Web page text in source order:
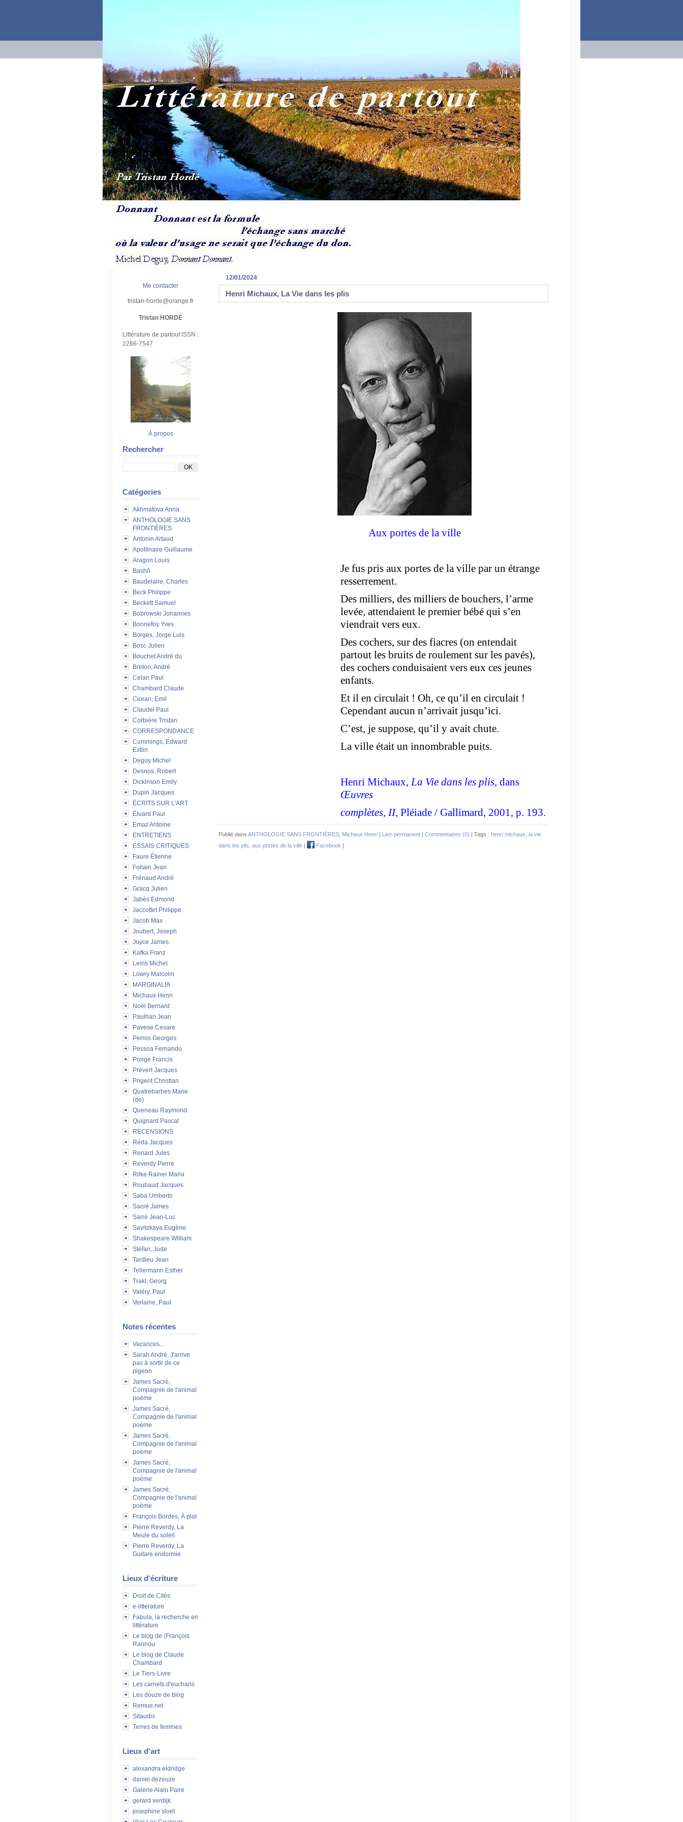
Me contacter
tristan-horde@orange.fr
Tristan HORDÉ
Littérature de partout ISSN :
2266-7547
À propos
Rechercher
Catégories
Akhmatova Anna
ANTHOLOGIE SANS
FRONTIÈRES
Antonin Artaud
Apollinaire Guillaume
Aragon Louis
Bashô
Baudelaire, Charles
Beck Philippe
Beckett Samuel
Bobrowski Johannes
Bonnefoy Yves
Borges, Jorge Luis
Bosc Julien
Bouchet André du
Breton, André
Celan Paul
Chambard Claude
Cioran, Emil
Claudel Paul
Corbière Tristan
CORRESPONDANCE
Cummings, Edward
Estlin
Deguy Michel
Desnos, Robert
Dickinson Emily
Dupin Jacques
ÉCRITS SUR L'ART
Éluard Paul
Emaz Antoine
ENTRETIENS
ESSAIS CRITIQUES
Faure Étienne
Follain Jean
Frénaud André
Gracq Julien
Jabès Edmond
Jaccottet Philippe
Jacob Max
Joubert, Joseph
Joyce James
Kafka Franz
Leiris Michel
Lowry Malcolm
MARGINALIA
Michaux Henri
Noël Bernard
Paulhan Jean
Pavese Cesare
Perros Georges
Pessoa Fernando
Ponge Francis
Prévert Jacques
Prigent Christian
Quatrebarbes Marie
(de)
Queneau Raymond
Quignard Pascal
RECENSIONS
Réda Jacques
Renard Jules
Reverdy Pierre
Rilke Rainer Maria
Roubaud Jacques
Saba Umberto
Sacré James
Sarré Jean-Luc
Savitzkaya Eugène
Shakespeare William
Stéfan, Jude
Tardieu Jean
Tellermann Esther
Trakl, Georg
Valéry, Paul
Verlaine, Paul
Notes récentes
Vacances...
Sarah André, J'arrive
pas à sortir de ce
pigeon
James Sacré,
Compagnie de l'animal
poème
James Sacré,
Compagnie de l'animal
poème
James Sacré,
Compagnie de l'animal
poème
James Sacré,
Compagnie de l'animal
poème
James Sacré,
Compagnie de l'animal
poème
François Bordes, À plat
Pierre Reverdy, La
Meule du soleil
Pierre Reverdy, La
Guitare endormie
Lieux d'écriture
Droit de Cités
e-litterature
Fabula, la recherche en
littérature
Le blog de (François
Rannou
Le blog de Claude
Chambard
Le Tiers-Livre
Les carnets d'eucharis
Les douze de blog
Remue.net
Sitaudis
Terres de femmes
Lieux d'art
alexandra eldridge
daniel dezeuze
Galerie Alain Paire
gerard verdijk
josephine sloet
12/01/2024
Henri Michaux, La Vie dans les plis
Aux portes de la ville
Je fus pris aux portes de la ville par un étrange
resserrement.
Des milliers, des milliers de bouchers, l’arme
levée, attendaient le premier bébé qui s’en
viendrait vers eux.
Des cochers, sur des fiacres (on entendait
partout les bruits de roulement sur les pavés),
des cochers conduisaient vers eux ces jeunes
enfants.
Et il en circulait ! Oh, ce qu’il en circulait !
Cependant aucun n’arrivait jusqu’ici.
C’est, je suppose, qu’il y avait chute.
La ville était un innombrable puits.
Henri Michaux, La Vie dans les plis, dans
Œuvres
complètes, II, Pléiade / Gallimard, 2001, p. 193.
Publié dans ANTHOLOGIE SANS FRONTIÈRES Michaux Henri | Lien permanent | Commentaires (0) | Tags : henri michaux la vie
dans les plis aux portes de la ville | Facebook |